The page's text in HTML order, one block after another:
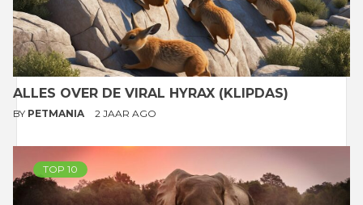
ALLES OVER DE VIRAL HYRAX (KLIPDAS)
BY PETMANIA 2 JAAR AGO
TOP 10